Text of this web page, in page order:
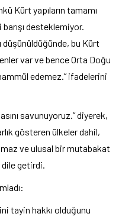
Kürt yapıların tamamı
desteklemiyor.
düşünüldüğünde, bu Kürt
var ve bence Orta Doğu
edemez.” ifadelerini
savunuyoruz.” diyerek,
gösteren ülkeler dahil,
ve ulusal bir mutabakat
dile getirdi.
ı:
tayin hakkı olduğunu